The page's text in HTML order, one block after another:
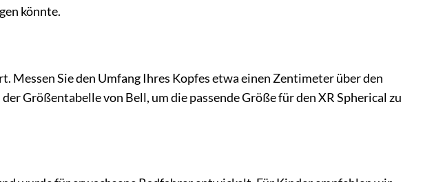
könnte.
Sie den Umfang Ihres Kopfes etwa einen Zentimeter über den
Größentabelle von Bell, um die passende Größe für den XR Spherical zu